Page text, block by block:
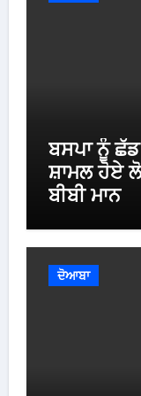
ਬਸਪਾ ਨੂੰ
ਸ਼ਾਮਲ ਹੋਏ
ਬੀਬੀ ਮਾਨ
ਦੋਆਬਾ